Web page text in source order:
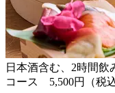
日本酒含む、2時間飲
コース 5,500円（税